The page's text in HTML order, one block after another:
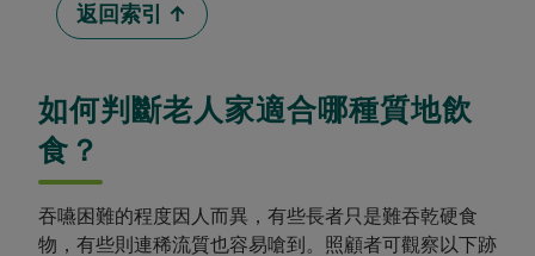
E-
A-
返回索引 ↑
如何判斷老人家適合哪種質地飲
食？
吞嚥困難的程度因人而異，有些長者只是難吞乾硬食
物，有些則連稀流質也容易嗆到。照顧者可觀察以下跡